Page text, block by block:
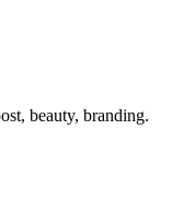
beauty, branding.